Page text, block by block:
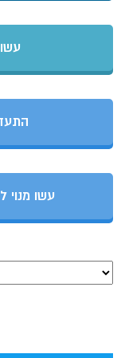
עשו מנוי